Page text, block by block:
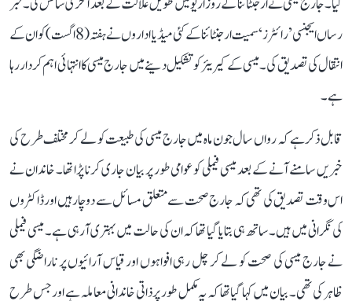
رساں ایجنسی ’رائٹرز‘ سمیت ارجنٹائنا کے کئی میڈیا اداروں نے ہفتہ (8 اگست) کو ان کے
انتقال کی تصدیق کی۔ میسی کے کیریئر کو تشکیل دینے میں جارج میسی کا انتہائی اہم کردار رہا
ہے۔
قابل ذکر ہے کہ رواں سال جون ماہ میں جارج میسی کی طبیعت کو لے کر مختلف طرح کی
خبریں سامنے آنے کے بعد میسی فیملی کو عوامی طور پر بیان جاری کرنا پڑا تھا۔ خاندان نے
اس وقت تصدیق کی تھی کہ جارج صحت سے متعلق مسائل سے دوچار ہیں اور ڈاکٹروں
کی نگرانی میں ہیں۔ ساتھ ہی بتایا گیا تھا کہ ان کی حالت میں بہتری آ رہی ہے۔ میسی فیملی
نے جارج میسی کی صحت کو لے کر چل رہی افواہوں اور قیاس آرائیوں پر ناراضگی بھی
ظاہر کی تھی۔ بیان میں کہا گیا تھا کہ یہ مکمل طور پر ذاتی خاندانی معاملہ ہے اور جس طرح